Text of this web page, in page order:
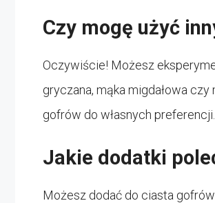
Czy mogę użyć
Oczywiście! Możesz
gryczana, mąka migdałowa
gofrów do własnych preferencji.
Jakie dodatki
Możesz dodać do ciasta